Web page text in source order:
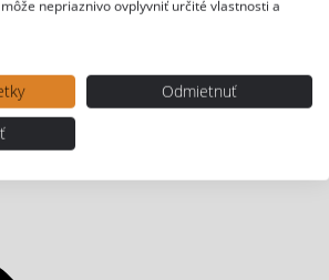
nepriaznivo ovplyvniť určité vlastnosti a
Odmietnuť